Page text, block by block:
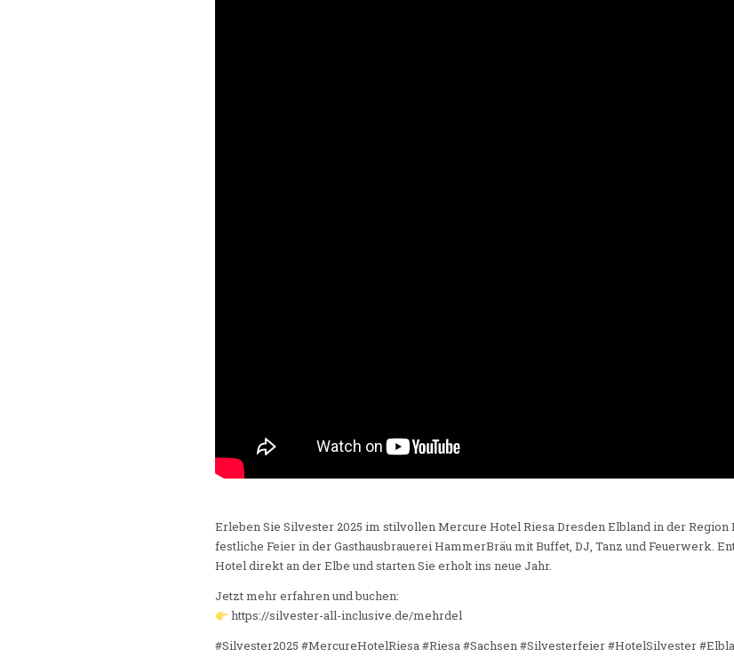
Erleben Sie Silvester 2025 im stilvollen Mercure Hotel Riesa Dresden Elbland in der Region
festliche Feier in der Gasthausbrauerei HammerBräu mit Buffet, DJ, Tanz und Feuerwerk.
Hotel direkt an der Elbe und starten Sie erholt ins neue Jahr.
Jetzt mehr erfahren und buchen:
https://silvester-all-inclusive.de/mehrdel
#Silvester2025 #MercureHotelRiesa #Riesa #Sachsen #Silvesterfeier #HotelSilvester